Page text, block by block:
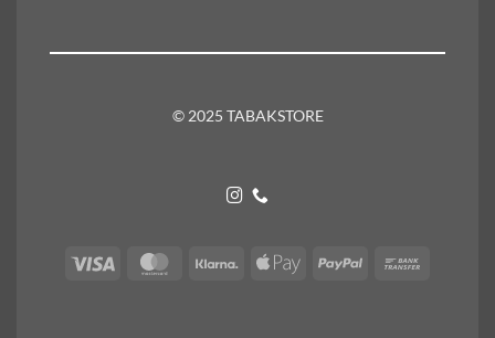
© 2025 TABAKSTORE
Visa MasterCardKlarna
Apple
PayPal